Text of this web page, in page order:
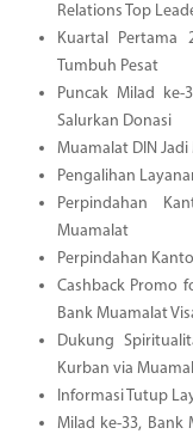
Relations Top
Kuartal Pertama
Tumbuh Pesat
Puncak Milad
Salurkan Donasi
Muamalat DIN
Pengalihan
Perpindahan
Muamalat
Perpindahan
Cashback Promo
Bank Muamalat
Dukung
Kurban via
Informasi Tutup
Milad ke-33, Bank